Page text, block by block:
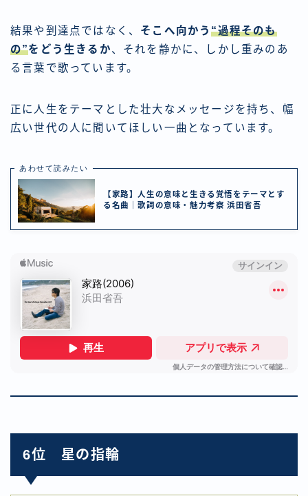
結果や到達点ではなく、 そこへ向かう“過程そのも
の”をどう生きるか、それを静かに、しかし重みのあ
る言葉で歌っています。
正に人生をテーマとした壮大なメッセージを持ち、幅
広い世代の人に聞いてほしい一曲となっています。
あわせて読みたい
【家路】人生の意味と生きる覚悟をテーマとす
る名曲｜歌詞の意味・魅力考察 浜田省吾
6位 星の指輪